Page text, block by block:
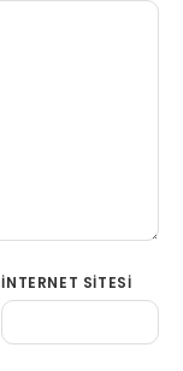
İNTERNET SITESI